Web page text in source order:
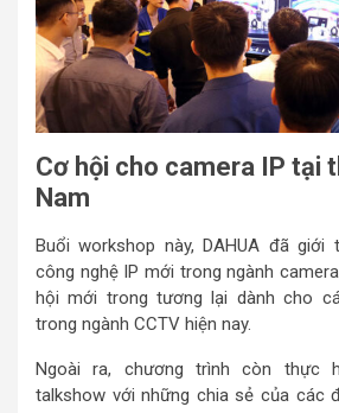
Cơ hội cho camera IP tại
Nam
Buổi workshop này, DAHUA đã giới
công nghệ IP mới trong ngành
hội mới trong tương lại dành cho
trong ngành CCTV hiện nay.
Ngoài ra, chương trình còn thực
talkshow với những chia sẻ của các